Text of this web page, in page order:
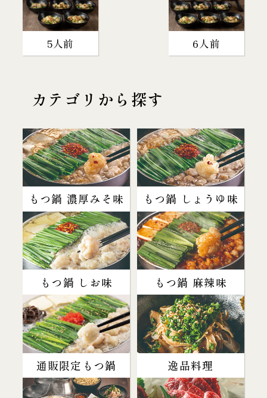
5人前 6人前
カテゴリから探す
もつ鍋 濃厚みそ味 もつ鍋 しょうゆ味
もつ鍋 しお味 もつ鍋 麻辣味
通販限定もつ鍋 逸品料理